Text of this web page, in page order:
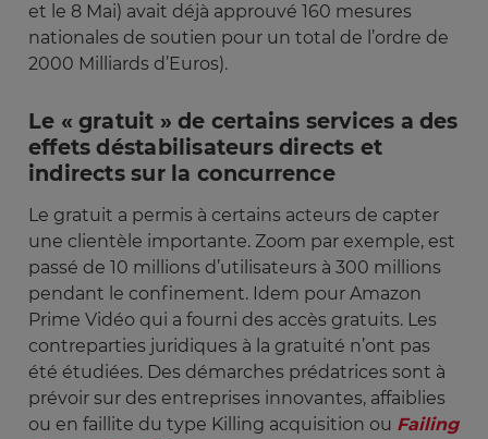
et le 8 Mai) avait déjà approuvé 160 mesures
nationales de soutien pour un total de l’ordre de
2000 Milliards d’Euros).
Le « gratuit » de certains services a des
effets déstabilisateurs directs et
indirects sur la concurrence
Le gratuit a permis à certains acteurs de capter
une clientèle importante. Zoom par exemple, est
passé de 10 millions d’utilisateurs à 300 millions
pendant le confinement. Idem pour Amazon
Prime Vidéo qui a fourni des accès gratuits. Les
contreparties juridiques à la gratuité n’ont pas
été étudiées. Des démarches prédatrices sont à
prévoir sur des entreprises innovantes, affaiblies
ou en faillite du type Killing acquisition ou Failing